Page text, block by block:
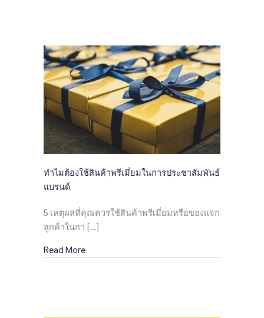
ทำไมต้องใช้สินค้าพรีเมี่ยมในการประชาสัมพันธ์
แบรนด์
5 เหตุผลที่คุณควรใช้สินค้าพรีเมี่ยมหรือของแจก
ลูกค้าในกา […]
Read Moreabout ทำไมต้องใช้สินค้าพรีเมี่ยมในการประชา